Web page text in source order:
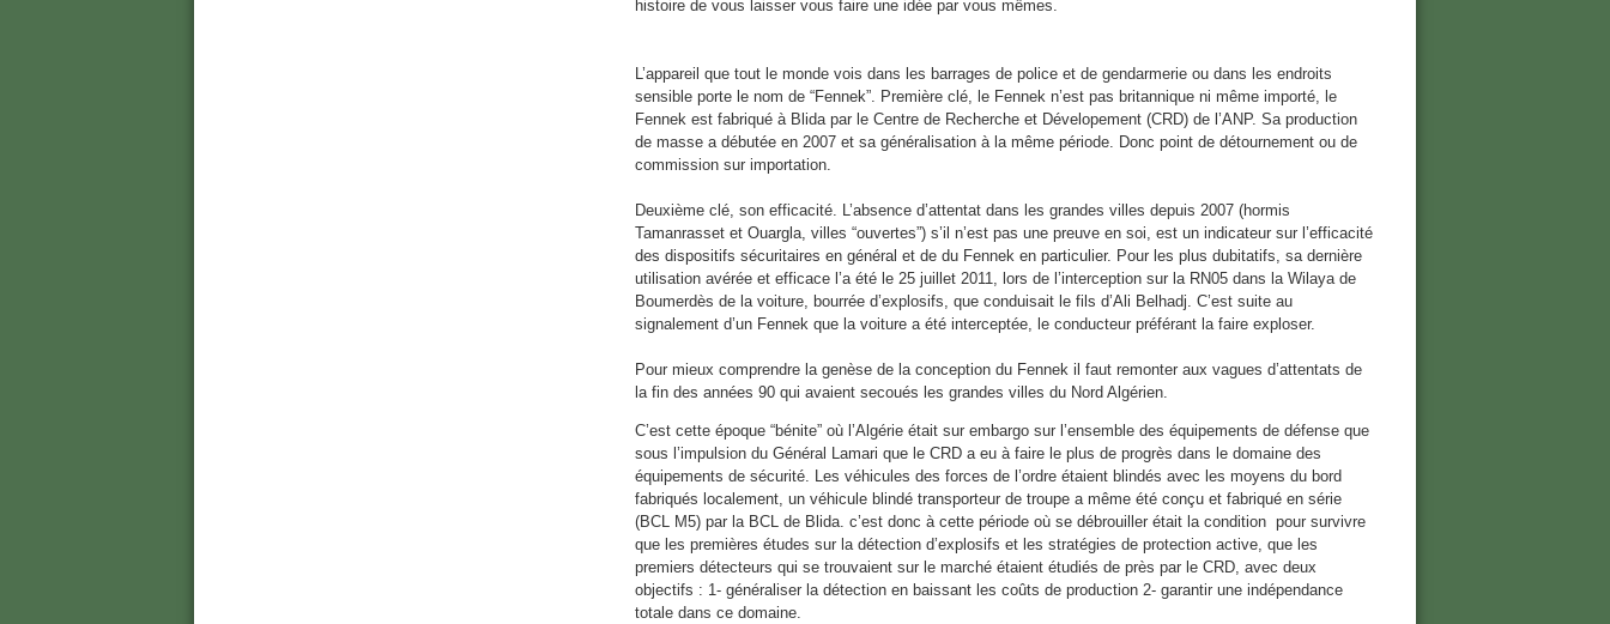
histoire de vous laisser vous faire une idée par vous mêmes.
L’appareil que tout le monde vois dans les barrages de police et de gendarmerie ou dans les endroits
sensible porte le nom de “Fennek”. Première clé, le Fennek n’est pas britannique ni même importé, le
Fennek est fabriqué à Blida par le Centre de Recherche et Dévelopement (CRD) de l’ANP. Sa production
de masse a débutée en 2007 et sa généralisation à la même période. Donc point de détournement ou de
commission sur importation.
Deuxième clé, son efficacité. L’absence d’attentat dans les grandes villes depuis 2007 (hormis
Tamanrasset et Ouargla, villes “ouvertes”) s’il n’est pas une preuve en soi, est un indicateur sur l’efficacité
des dispositifs sécuritaires en général et de du Fennek en particulier. Pour les plus dubitatifs, sa dernière
utilisation avérée et efficace l’a été le 25 juillet 2011, lors de l’interception sur la RN05 dans la Wilaya de
Boumerdès de la voiture, bourrée d’explosifs, que conduisait le fils d’Ali Belhadj. C’est suite au
signalement d’un Fennek que la voiture a été interceptée, le conducteur préférant la faire exploser.
Pour mieux comprendre la genèse de la conception du Fennek il faut remonter aux vagues d’attentats de
la fin des années 90 qui avaient secoués les grandes villes du Nord Algérien.
C’est cette époque “bénite” où l’Algérie était sur embargo sur l’ensemble des équipements de défense que
sous l’impulsion du Général Lamari que le CRD a eu à faire le plus de progrès dans le domaine des
équipements de sécurité. Les véhicules des forces de l’ordre étaient blindés avec les moyens du bord
fabriqués localement, un véhicule blindé transporteur de troupe a même été conçu et fabriqué en série
(BCL M5) par la BCL de Blida. c’est donc à cette période où se débrouiller était la condition pour survivre
que les premières études sur la détection d’explosifs et les stratégies de protection active, que les
premiers détecteurs qui se trouvaient sur le marché étaient étudiés de près par le CRD, avec deux
objectifs : 1- généraliser la détection en baissant les coûts de production 2- garantir une indépendance
totale dans ce domaine.